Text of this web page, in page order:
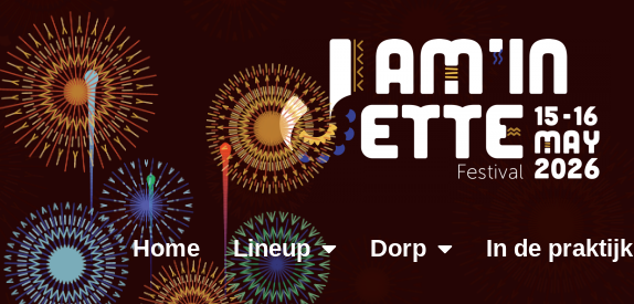
Home Lineup Dorp In de praktijk